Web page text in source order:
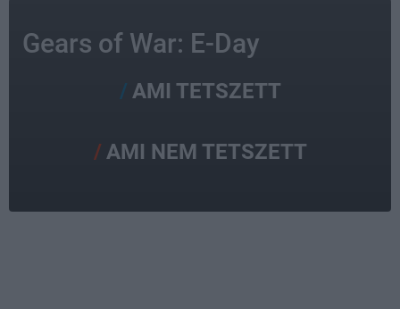
Gears of War: E-Day
AMI TETSZETT
AMI NEM TETSZETT